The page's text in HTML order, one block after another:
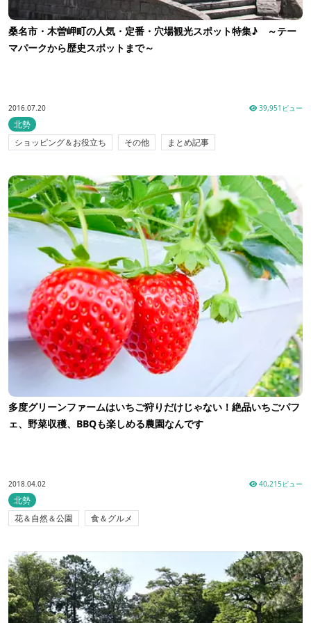
桑名市・木曽岬町の人気・定番・穴場観光スポット特集♪ ～テー
マパークから歴史スポットまで～
2016.07.20 39,951ビュー
北勢
ショッピング＆お役立ち
その他 まとめ記事
多度グリーンファームはいちご狩りだけじゃない！絶品いちごパフ
ェ、野菜収穫、BBQも楽しめる農園なんです
2018.04.02 40,215ビュー
北勢
花＆自然＆公園
食＆グルメ